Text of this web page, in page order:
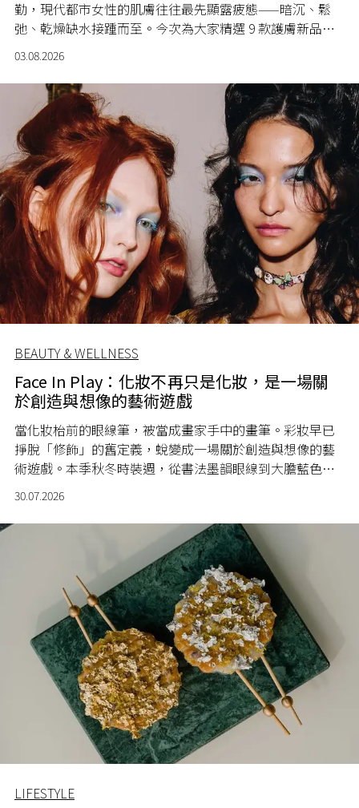
勤，現代都市女性的肌膚往往最先顯露疲態——暗沉、鬆
弛、乾燥缺水接踵而至。今次為大家精選 9 款護膚新品，
到腳煥發光彩，在忙碌之餘亦能抽出時間寵愛自己。
03.08.2026
BEAUTY & WELLNESS
Face In Play：化妝不再只是化妝，是一場關
於創造與想像的藝術遊戲
當化妝枱前的眼線筆，被當成畫家手中的畫筆。彩妝早已
掙脫「修飾」的舊定義，蛻變成一場關於創造與想像的藝
術遊戲。本季秋冬時裝週，從書法墨韻眼線到大膽藍色眼
一個「假如」被實現的瞬間。
30.07.2026
LIFESTYLE